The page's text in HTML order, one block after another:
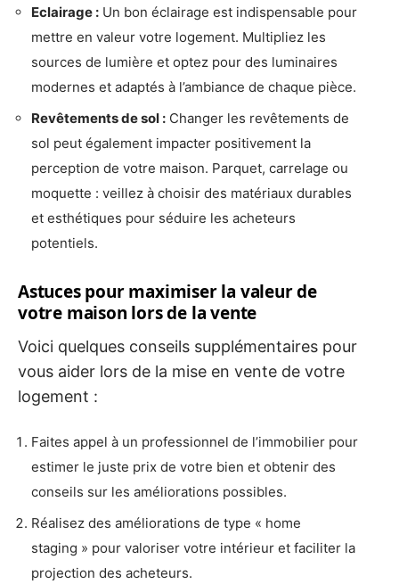
Eclairage : Un bon éclairage est indispensable pour
mettre en valeur votre logement. Multipliez les
sources de lumière et optez pour des luminaires
modernes et adaptés à l’ambiance de chaque pièce.
Revêtements de sol : Changer les revêtements de
sol peut également impacter positivement la
perception de votre maison. Parquet, carrelage ou
moquette : veillez à choisir des matériaux durables
et esthétiques pour séduire les acheteurs
potentiels.
Astuces pour maximiser la valeur de
votre maison lors de la vente
Voici quelques conseils supplémentaires pour
vous aider lors de la mise en vente de votre
logement :
Faites appel à un professionnel de l’immobilier pour
estimer le juste prix de votre bien et obtenir des
conseils sur les améliorations possibles.
Réalisez des améliorations de type « home
staging » pour valoriser votre intérieur et faciliter la
projection des acheteurs.